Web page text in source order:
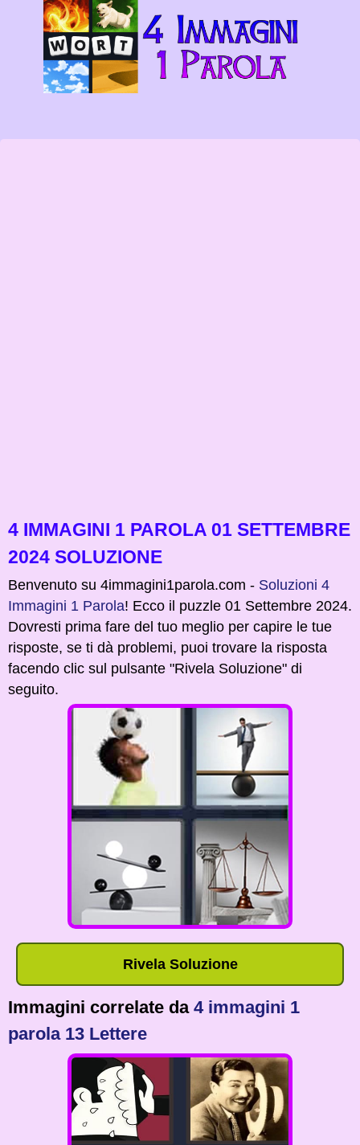
4 IMMAGINI 1 PAROLA 01 SETTEMBRE
2024 SOLUZIONE
Benvenuto su 4immagini1parola.com - Soluzioni 4
Immagini 1 Parola! Ecco il puzzle 01 Settembre 2024.
Dovresti prima fare del tuo meglio per capire le tue
risposte, se ti dà problemi, puoi trovare la risposta
facendo clic sul pulsante "Rivela Soluzione" di
seguito.
Rivela Soluzione
Immagini correlate da 4 immagini 1
parola 13 Lettere